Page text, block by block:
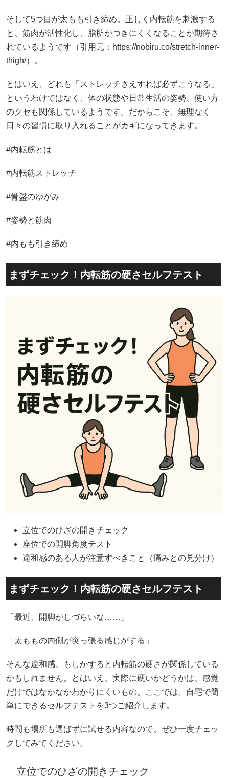
そして5つ目が太もも引き締め。正しく内転筋を刺激する
と、筋肉が活性化し、脂肪がつきにくくなることが期待さ
れているようです（引用元：https://nobiru.co/stretch-inner-
thigh/）。
とはいえ、どれも「ストレッチさえすれば必ずこうなる」
というわけではなく、体の状態や日常生活の姿勢、使い方
のクセも関係しているようです。だからこそ、無理なく
日々の習慣に取り入れることがカギになってきます。
#内転筋とは
#内転筋ストレッチ
#骨盤のゆがみ
#姿勢と筋肉
#内もも引き締め
まずチェック！内転筋の硬さセルフテスト
立位でのひざの開きチェック
座位での開脚角度テスト
違和感のある人が注意すべきこと（痛みとの見分け）
まずチェック！内転筋の硬さセルフテスト
「最近、開脚がしづらいな……」
「太ももの内側が突っ張る感じがする」
そんな違和感、もしかすると内転筋の硬さが関係している
かもしれません。とはいえ、実際に硬いかどうかは、感覚
だけではなかなかわかりにくいもの。ここでは、自宅で簡
単にできるセルフテストを3つご紹介します。
時間も場所も選ばずに試せる内容なので、ぜひ一度チェッ
クしてみてください。
立位でのひざの開きチェック